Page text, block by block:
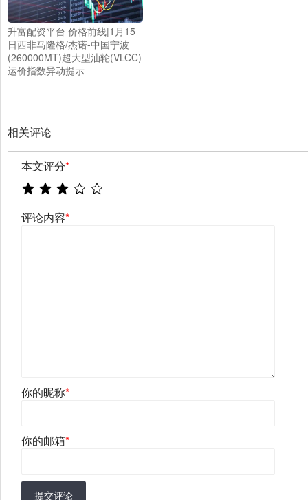
升富配资平台 价格前线|1月15
日西非马隆格/杰诺-中国宁波
(260000MT)超大型油轮(VLCC)
运价指数异动提示
相关评论
本文评分*
评论内容*
你的昵称*
你的邮箱*
提交评论